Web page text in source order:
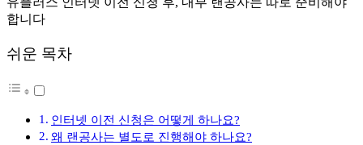
쉬운 목차
인터넷 이전 신청은 어떻게 하나요?
왜 랜공사는 별도로 진행해야 하나요?